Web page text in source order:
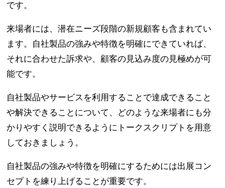
です。
来場者には、潜在ニーズ段階の新規顧客も含まれてい
ます。自社製品の強みや特徴を明確にできていれば、
それに合わせた訴求や、顧客の見込み度の見極めが可
能です。
自社製品やサービスを利用することで達成できること
や解決できることについて、どのような来場者にも分
かりやすく説明できるようにトークスクリプトを用意
しておきましょう。
自社製品の強みや特徴を明確にするためには出展コン
セプトを練り上げることが重要です。